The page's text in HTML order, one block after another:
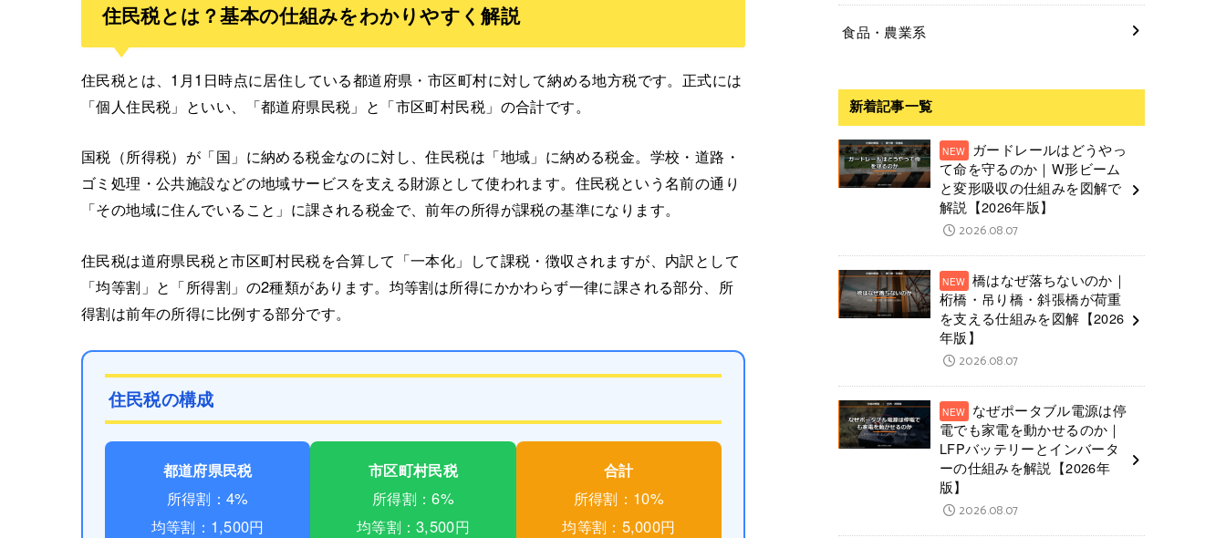
住民税とは？基本の仕組みをわかりやすく解説
住民税とは、1月1日時点に居住している都道府県・市区町村に対して納める地方税です。正式には
「個人住民税」といい、「都道府県民税」と「市区町村民税」の合計です。
国税（所得税）が「国」に納める税金なのに対し、住民税は「地域」に納める税金。学校・道路・
ゴミ処理・公共施設などの地域サービスを支える財源として使われます。住民税という名前の通り
「その地域に住んでいること」に課される税金で、前年の所得が課税の基準になります。
住民税は道府県民税と市区町村民税を合算して「一本化」して課税・徴収されますが、内訳として
「均等割」と「所得割」の2種類があります。均等割は所得にかかわらず一律に課される部分、所
得割は前年の所得に比例する部分です。
住民税の構成
都道府県民税
所得割：4%
均等割：1,500円
市区町村民税
所得割：6%
均等割：3,500円
合計
所得割：10%
均等割：5,000円
食品・農業系
新着記事一覧
ガードレールはどうやっ
て命を守るのか｜W形ビーム
と変形吸収の仕組みを図解で
解説【2026年版】
2026.08.07
橋はなぜ落ちないのか｜
桁橋・吊り橋・斜張橋が荷重
を支える仕組みを図解【2026
年版】
2026.08.07
なぜポータブル電源は停
電でも家電を動かせるのか｜
LFPバッテリーとインバータ
ーの仕組みを解説【2026年
版】
2026.08.07